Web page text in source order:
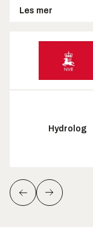
Les mer
Hydrolog